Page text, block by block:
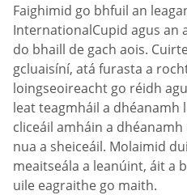
Faighimid go bhfuil an
InternationalCupid agus an
do bhaill de gach aois.
gcluaisíní, atá furasta a
loingseoireacht go réidh
leat teagmháil a dhéanamh
cliceáil amháin a
nua a sheiceáil. Molaimid
meaitseála a leanúint, áit a
uile eagraithe go maith.